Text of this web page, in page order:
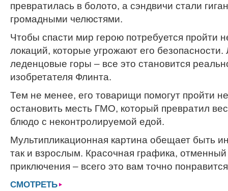
превратилась в болото, а сэндвичи стали
громадными челюстями.
Чтобы спасти мир герою потребуется пройти
локаций, которые угрожают его
леденцовые горы – все это становится
изобретателя Флинта.
Тем не менее, его товарищи помогут пройти
остановить месть ГМО, который превратил
блюдо с неконтролируемой едой.
Мультипликационная картина обещает быть
так и взрослым. Красочная графика,
приключения – всего это вам точно
СМОТРЕТЬ